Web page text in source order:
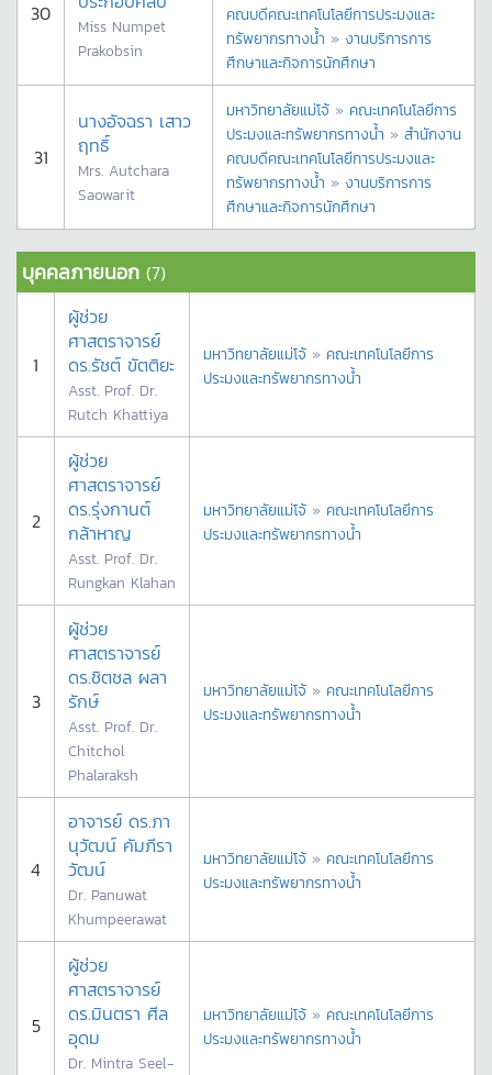
30
Miss Numpet
Prakobsin
คณบดีคณะเทคโนโลยีการประมงและ
ทรัพยากรทางน้ำ » งานบริการการ
ศึกษาและกิจการนักศึกษา
31
นางอัจฉรา เสาว
ฤทธิ์
Mrs. Autchara
Saowarit
มหาวิทยาลัยแม่โจ้ » คณะเทคโนโลยีการ
ประมงและทรัพยากรทางน้ำ » สำนักงาน
คณบดีคณะเทคโนโลยีการประมงและ
ทรัพยากรทางน้ำ » งานบริการการ
ศึกษาและกิจการนักศึกษา
บุคคลภายนอก (7)
1
ผู้ช่วย
ศาสตราจารย์
ดร.รัชต์ ขัตติยะ
Asst. Prof. Dr.
Rutch Khattiya
มหาวิทยาลัยแม่โจ้ » คณะเทคโนโลยีการ
ประมงและทรัพยากรทางน้ำ
2
ผู้ช่วย
ศาสตราจารย์
ดร.รุ่งกานต์
กล้าหาญ
Asst. Prof. Dr.
Rungkan Klahan
มหาวิทยาลัยแม่โจ้ » คณะเทคโนโลยีการ
ประมงและทรัพยากรทางน้ำ
3
ผู้ช่วย
ศาสตราจารย์
ดร.ชิตชล ผลา
รักษ์
Asst. Prof. Dr.
Chitchol
Phalaraksh
มหาวิทยาลัยแม่โจ้ » คณะเทคโนโลยีการ
ประมงและทรัพยากรทางน้ำ
4
อาจารย์ ดร.ภา
นุวัฒน์ คัมภีรา
วัฒน์
Dr. Panuwat
Khumpeerawat
มหาวิทยาลัยแม่โจ้ » คณะเทคโนโลยีการ
ประมงและทรัพยากรทางน้ำ
5
ผู้ช่วย
ศาสตราจารย์
ดร.มินตรา ศีล
อุดม
Dr. Mintra Seel-
มหาวิทยาลัยแม่โจ้ » คณะเทคโนโลยีการ
ประมงและทรัพยากรทางน้ำ